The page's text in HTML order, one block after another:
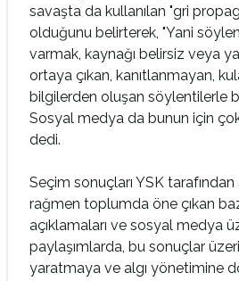
savaşta da kullanılan "gri
olduğunu belirterek, "Yani
varmak, kaynağı belirsiz veya
ortaya çıkan, kanıtlanmayan,
bilgilerden oluşan söylentilerle
Sosyal medya da bunun için
dedi.
Seçim sonuçları YSK tarafından
rağmen toplumda öne çıkan
açıklamaları ve sosyal medya
paylaşımlarda, bu sonuçlar
yaratmaya ve algı yönetimine